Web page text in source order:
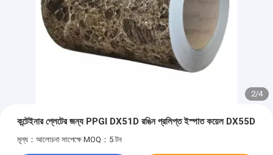
2/4
কন্টেইনার প্লেটের জন্য PPGI DX51D রঙিন প্রলিপ্ত ইস্পাত কয়েল DX55D
মূল্য：আলোচনা সাপেক্ষে MOQ：5 টন